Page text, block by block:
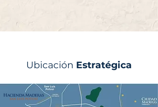
Ubicación Estratégica